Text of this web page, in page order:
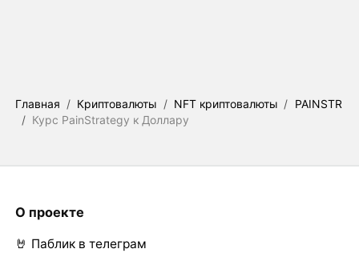
Главная / Криптовалюты / NFT криптовалюты / PAINSTR
/ Курс PainStrategy к Доллару
О проекте
🤘 Паблик в телеграм